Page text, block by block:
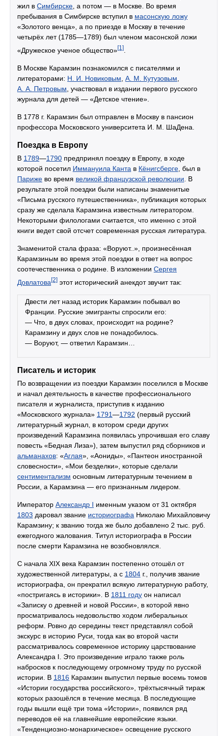
жил в Симбирске , а потом — в Москве. Во время
пребывания в Симбирске вступил в масонскую ложу
«Золотого венца», а по приезде в Москву в течение
четырёх лет (1785—1789) был членом масонской ложи
«Дружеское ученое общество»[1]
В Москве Карамзин познакомился с писателями и
литераторами: Н. И. Новиковым А. М. Кутузовым
А. А. Петровым , участвовал в издании первого русского
журнала для детей — «Детское чтение».
В 1778 г. Карамзин был отправлен в Москву в пансион
профессора Московского университета И. М. ШаДена.
Поездка в Европу
В 1789—1790 предпринял поездку в Европу, в ходе
которой посетил Иммануила Канта в Кёнигсберге , был в
Париже во время великой французской революции . В
результате этой поездки были написаны знаменитые
«Письма русского путешественника», публикация которых
сразу же сделала Карамзина известным литератором.
Некоторыми филологами считается, что именно с этой
книги ведет свой отсчет современная русская литература.
Знаменитой стала фраза: «Воруют..», произнесённая
Карамзиным во время этой поездки в ответ на вопрос
соотечественника о родине. В изложении Сергея
Довлатова[2] этот исторический анекдот звучит так:
Двести лет назад историк Карамзин побывал во
Франции. Русские эмигранты спросили его:
— Что, в двух словах, происходит на родине?
Карамзину и двух слов не понадобилось.
— Воруют, — ответил Карамзин…
Писатель и историк
По возвращении из поездки Карамзин поселился в Москве
и начал деятельность в качестве профессионального
писателя и журналиста, приступив к изданию
«Московского журнала» 1791—1792 (первый русский
литературный журнал, в котором среди других
произведений Карамзина появилась упрочившая его славу
повесть «Бедная Лиза»), затем выпустил ряд сборников и
альманахов: «Аглая», «Аониды», «Пантеон иностранной
словесности», «Мои безделки», которые сделали
сентиментализм основным литературным течением в
России, а Карамзина — его признанным лидером.
Император Александр I именным указом от 31 октября
1803 даровал звание историографа Николаю Михайловичу
Карамзину; к званию тогда же было добавлено 2 тыс. руб.
ежегодного жалования. Титул историографа в России
после смерти Карамзина не возобновлялся.
С начала XIX века Карамзин постепенно отошёл от
художественной литературы, а с 1804 г., получив звание
историографа, он прекратил всякую литературную работу,
«постригаясь в историки». В 1811 году он написал
«Записку о древней и новой России», в которой явно
просматривалось недовольство ходом либеральных
реформ. Ровно до середины текст представлял собой
экскурс в историю Руси, тогда как во второй части
рассматривалось современное историку царствование
Александра I. Это произведение играло также роль
набросков к последующему огромному труду по русской
истории. В 1816 Карамзин выпустил первые восемь томов
«Истории государства российского», трёхтысячный тираж
которых разошёлся в течение месяца. В последующие
годы вышли ещё три тома «Истории», появился ряд
переводов её на главнейшие европейские языки.
«Тенденциозно-монархическое» освещение русского